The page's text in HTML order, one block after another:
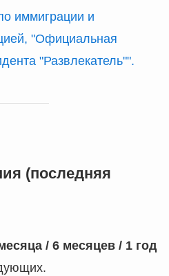
иммиграции и
"Официальная
"Развлекатель"".
(последняя
/ 6 месяцев / 1 год